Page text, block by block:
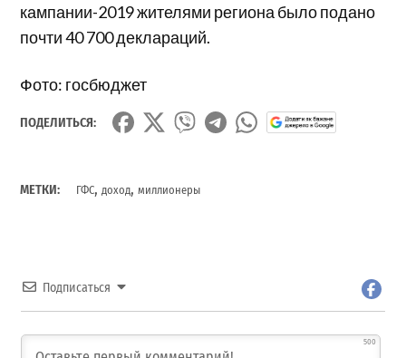
кампании-2019 жителями региона было подано
почти 40 700 деклараций.
Фото: госбюджет
ПОДЕЛИТЬСЯ:
МЕТКИ: ГФС,доход,миллионеры
Подписаться
500